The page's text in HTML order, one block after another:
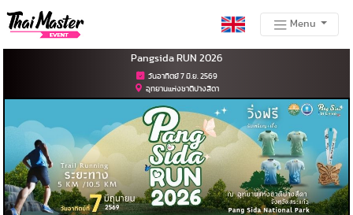
Menu
Pangsida RUN 2026
วันอาทิตย์ 7 มิ.ย. 2569
อุทยานแห่งชาติปางสีดา